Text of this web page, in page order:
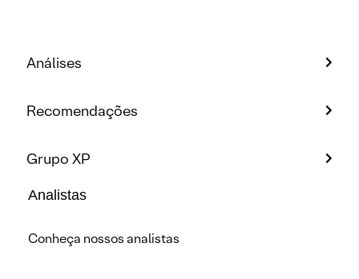
Análises
Recomendações
Grupo XP
Analistas
Conheça nossos analistas